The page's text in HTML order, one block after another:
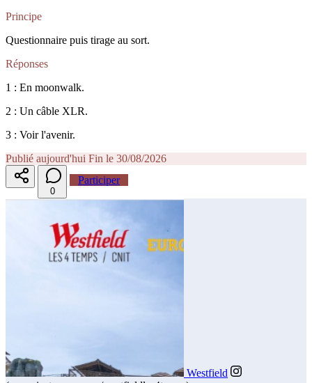
Principe
Questionnaire puis tirage au sort.
Réponses
1 : En moonwalk.
2 : Un câble XLR.
3 : Voir l'avenir.
Publié aujourd'hui Fin le 30/08/2026
0
Participer
Westfield